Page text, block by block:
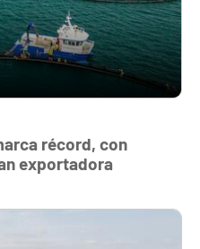
récord, con
exportadora